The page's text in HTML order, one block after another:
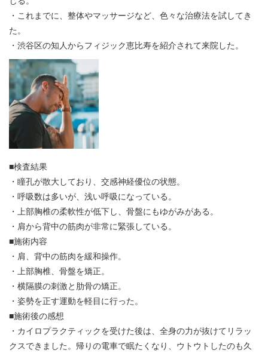
・これまでに、整体やマッサージなど、色々な治療法を試してき
た。
・渋谷区の知人からフィジック恵比寿を紹介されて来院した。
■検査結果
・瞳孔が散大しており、交感神経優位の状態。
・呼吸数は多いが、浅い呼吸になっている。
・上部胸椎の柔軟性が低下し、骨盤にもゆがみがある。
・肩から背中の筋肉が非常に緊張している。
■施術内容
・肩、背中の筋肉を緩和操作。
・上部胸椎、骨盤を矯正。
・横隔膜の刺激と肋骨の矯正。
・姿勢を正す運動を軽目に行った。
■施術後の感想
・カイロプラクティックを受けた後は、全身の力が抜けてリラッ
クスできました。帰りの電車で眠たくなり、ウトウトしたのも久